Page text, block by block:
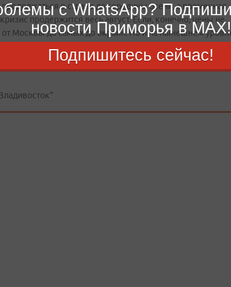
в стране до середины осени, а временная
продержится весь август. Если, конечно, цены не
от Москвы до самых до окраин. Но и на нынешнем
очередной виток тарифов. Это касается
бензина нынешняя лихорадка особо не
с WhatsApp?
новости Приморья в MAX!
Подпишитесь сейчас!